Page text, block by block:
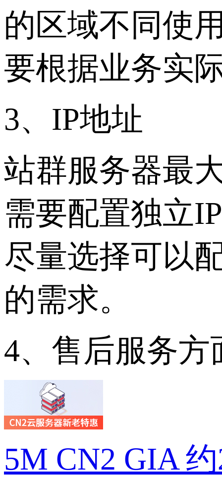
的区域不同使
要根据业务实
3、IP地址
站群服务器最
需要配置独立
尽量选择可以
的需求。
4、售后服务方
5M CN2 GIA